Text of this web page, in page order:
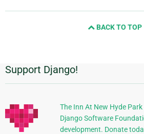
ペ
ー
BACK TO TOP
追
加
的
な
Support Django!
The Inn At New Hyde
Django Software
development. Donate